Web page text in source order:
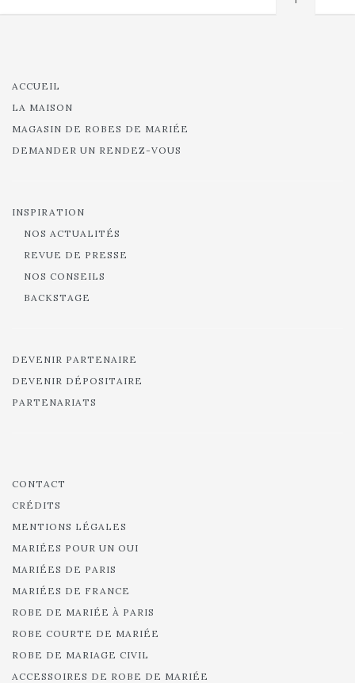
ACCUEIL
LA MAISON
MAGASIN DE ROBES DE MARIÉE
DEMANDER UN RENDEZ-VOUS
INSPIRATION
NOS ACTUALITÉS
REVUE DE PRESSE
NOS CONSEILS
BACKSTAGE
DEVENIR PARTENAIRE
DEVENIR DÉPOSITAIRE
PARTENARIATS
CONTACT
CRÉDITS
MENTIONS LÉGALES
MARIÉES POUR UN OUI
MARIÉES DE PARIS
MARIÉES DE FRANCE
ROBE DE MARIÉE À PARIS
ROBE COURTE DE MARIÉE
ROBE DE MARIAGE CIVIL
ACCESSOIRES DE ROBE DE MARIÉE